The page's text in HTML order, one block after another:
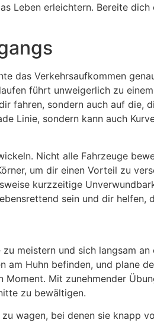
Leben erleichtern. Bereite
das Verkehrsaufkommen
führt unweigerlich zu
fahren, sondern auch auf die,
Linie, sondern kann auch
Nicht alle Fahrzeuge
um dir einen Vorteil zu
kurzzeitige
sein und dir helfen,
meistern und sich langsam
Huhn befinden, und plane
Mit zunehmender
zu bewältigen.
wagen, bei denen sie knapp